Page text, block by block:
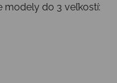
modely do 3 veľkostí: